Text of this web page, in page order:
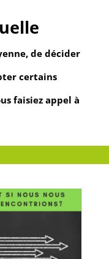
de décider
certains
faisiez appel à